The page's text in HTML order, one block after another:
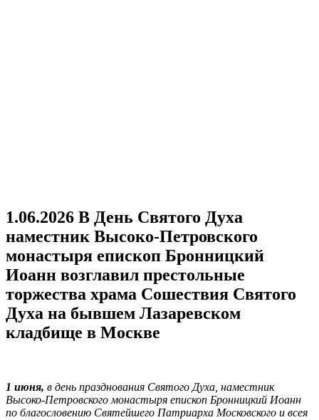
1.06.2026 В День Святого Духа
наместник Высоко-Петровского
монастыря епископ Бронницкий
Иоанн возглавил престольные
торжества храма Сошествия Святого
Духа на бывшем Лазаревском
кладбище в Москве
1 июня, в день празднования Святого Духа, наместник
Высоко-Петровского монастыря епископ Бронницкий Иоанн
по благословению Святейшего Патриарха Московского и всея